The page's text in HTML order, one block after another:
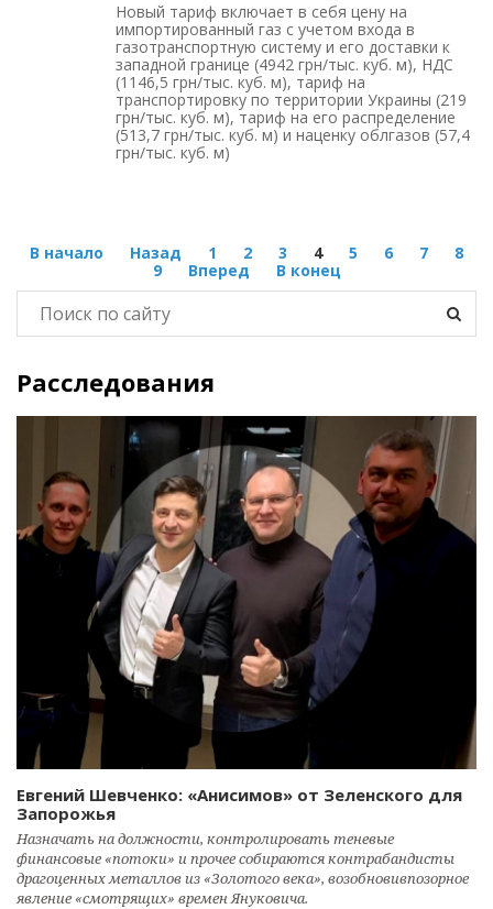
Новый тариф включает в себя цену на
импортированный газ с учетом входа в
газотранспортную систему и его доставки к
западной границе (4942 грн/тыс. куб. м), НДС
(1146,5 грн/тыс. куб. м), тариф на
транспортировку по территории Украины (219
грн/тыс. куб. м), тариф на его распределение
(513,7 грн/тыс. куб. м) и наценку облгазов (57,4
грн/тыс. куб. м)
В начало Назад 1 2 3 4 5 6 7
8
9
Вперед В конец
Расследования
Евгений Шевченко: «Анисимов» от Зеленского для
Запорожья
Назначать на должности, контролировать теневые
финансовые «потоки» и прочее собираются контрабандисты
драгоценных металлов из «Золотого века», возобновивпозорное
явление «смотрящих» времен Януковича.